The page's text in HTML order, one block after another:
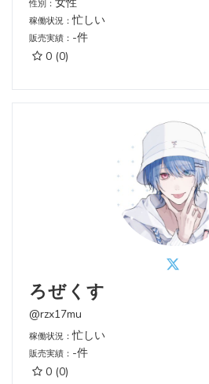
性別：
稼働状況：忙しい
販売実績： -件
0 (0)
ろぜくす
@rzx17mu
稼働状況：忙しい
販売実績： -件
0 (0)